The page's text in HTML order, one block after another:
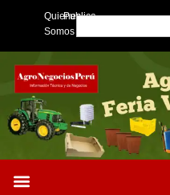
Quienes
Somos
Publica
Search